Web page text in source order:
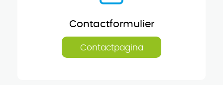
Contactformulier
Contactpagina